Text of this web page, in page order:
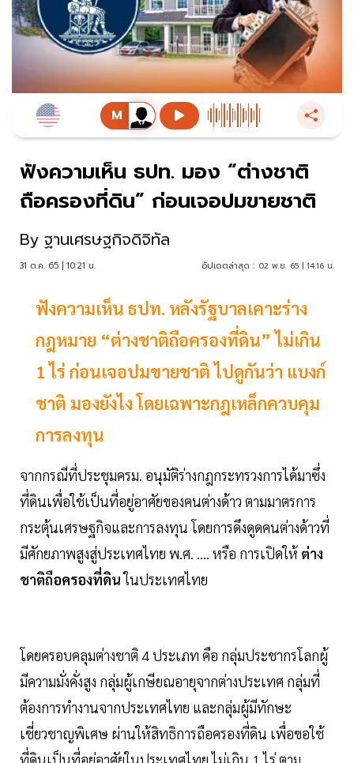
ฟังความเห็น ธปท. มอง “ต่างชาติ
ถือครองที่ดิน” ก่อนเจอปมขายชาติ
By ฐานเศรษฐกิจดิจิทัล
31 ต.ค. 65 | 10:21 น. อัปเดตล่าสุด : 02 พ.ย. 65 | 14:16 น.
ฟังความเห็น ธปท. หลังรัฐบาลเคาะร่าง
กฎหมาย “ต่างชาติถือครองที่ดิน” ไม่เกิน
1 ไร่ ก่อนเจอปมขายชาติ ไปดูกันว่า แบงก์
ชาติ มองยังไง โดยเฉพาะกฎเหล็กควบคุม
การลงทุน
จากกรณีที่ประชุมครม. อนุมัติร่างกฎกระทรวงการได้มาซึ่ง
ที่ดินเพื่อใช้เป็นที่อยู่อาศัยของคนต่างด้าว ตามมาตรการ
กระตุ้นเศรษฐกิจและการลงทุน โดยการดึงดูดคนต่างด้าวที่
มีศักยภาพสูงสู่ประเทศไทย พ.ศ. .... หรือ การเปิดให้ ต่าง
ชาติถือครองที่ดินในประเทศไทย
โดยครอบคลุมต่างชาติ 4 ประเภท คือ กลุ่มประชากรโลกผู้
มีความมั่งคั่งสูง กลุ่มผู้เกษียณอายุจากต่างประเทศ กลุ่มที่
ต้องการทำงานจากประเทศไทย และกลุ่มผู้มีทักษะ
เชี่ยวชาญพิเศษ ผ่านให้สิทธิการถือครองที่ดิน เพื่อขอใช้